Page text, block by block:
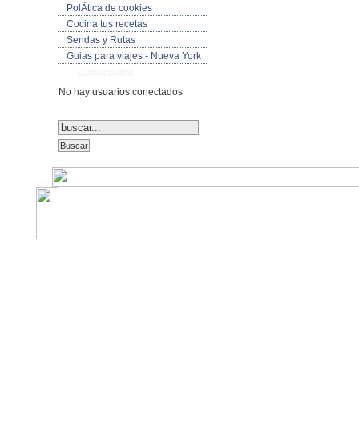
PolÃ­tica de cookies
Cocina tus recetas
Sendas y Rutas
Guias para viajes - Nueva York
No hay usuarios conectados